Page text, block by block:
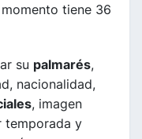
tiene 36
su palmarés,
nacionalidad,
, imagen
temporada y